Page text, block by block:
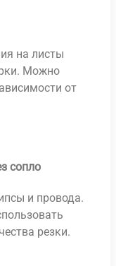
на листы
Можно
от
сопло
и провода.
резки.